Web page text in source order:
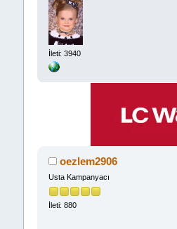
İleti: 3940
oezlem2906
Usta Kampanyacı
İleti: 880